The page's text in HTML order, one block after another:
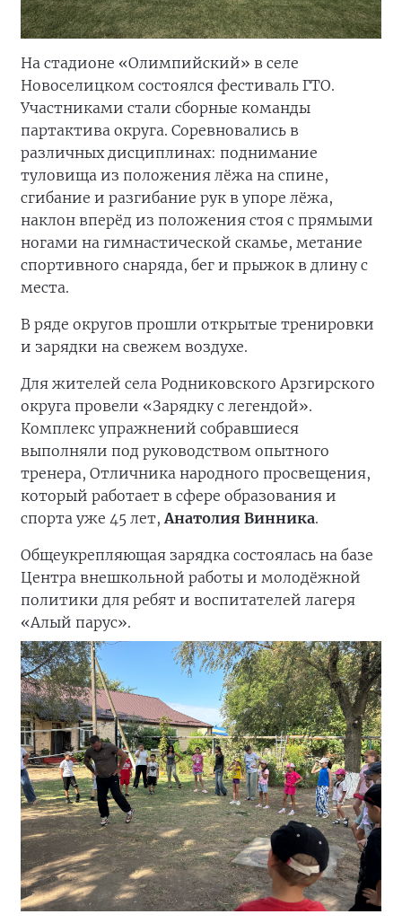
На стадионе «Олимпийский» в селе
Новоселицком состоялся фестиваль ГТО.
Участниками стали сборные команды
партактива округа. Соревновались в
различных дисциплинах: поднимание
туловища из положения лёжа на спине,
сгибание и разгибание рук в упоре лёжа,
наклон вперёд из положения стоя с прямыми
ногами на гимнастической скамье, метание
спортивного снаряда, бег и прыжок в длину с
места.
В ряде округов прошли открытые тренировки
и зарядки на свежем воздухе.
Для жителей села Родниковского Арзгирского
округа провели «Зарядку с легендой».
Комплекс упражнений собравшиеся
выполняли под руководством опытного
тренера, Отличника народного просвещения,
который работает в сфере образования и
спорта уже 45 лет, Анатолия Винника.
Общеукрепляющая зарядка состоялась на базе
Центра внешкольной работы и молодёжной
политики для ребят и воспитателей лагеря
«Алый парус».